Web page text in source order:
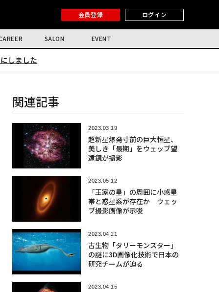
会員登録 ログイン
SALON EVENT
しました
関連記事
2023.03.19
超新星爆発寸前の巨大恒星、
美しき「最期」をウェッブ望
遠鏡が撮影
2023.05.12
「王家の星」の周囲に小惑星
帯と惑星系が存在か ウェッ
ブ撮影画像が示唆
2023.04.21
古生物「タリーモンスター」
の謎に3D画像化技術で日本の
研究チームが迫る
2023.04.15